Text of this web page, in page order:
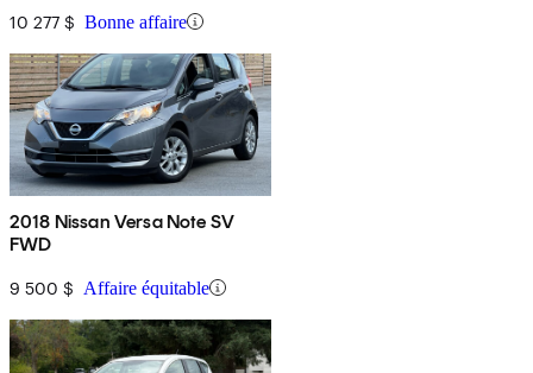
10 277 $ Bonne affaire
2018 Nissan Versa Note SV
FWD
9 500 $ Affaire équitable